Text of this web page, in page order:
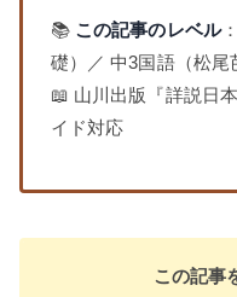
📚 この記事のレベル
礎）／ 中3国語（松尾
📖 山川出版『詳説日
イド対応
この記事